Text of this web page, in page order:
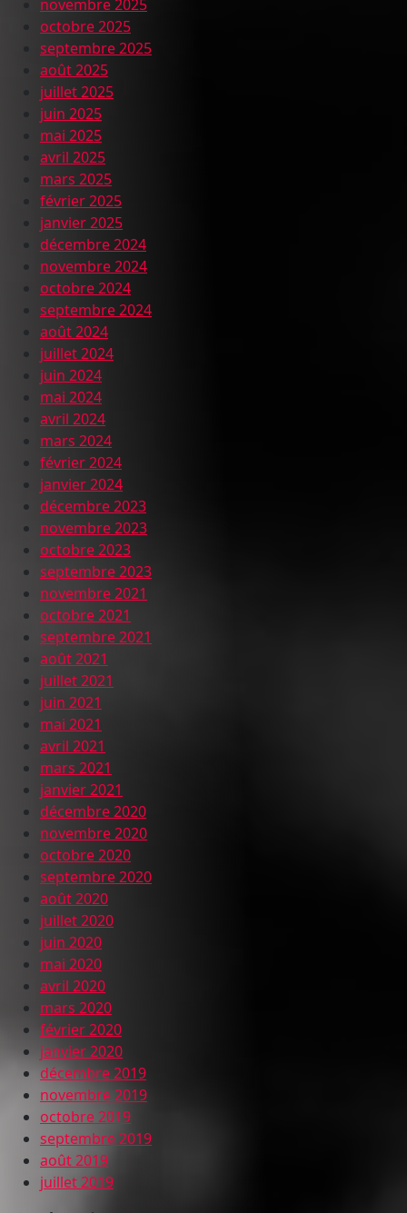
novembre 2025
octobre 2025
septembre 2025
août 2025
juillet 2025
juin 2025
mai 2025
avril 2025
mars 2025
février 2025
janvier 2025
décembre 2024
novembre 2024
octobre 2024
septembre 2024
août 2024
juillet 2024
juin 2024
mai 2024
avril 2024
mars 2024
février 2024
janvier 2024
décembre 2023
novembre 2023
octobre 2023
septembre 2023
novembre 2021
octobre 2021
septembre 2021
août 2021
juillet 2021
juin 2021
mai 2021
avril 2021
mars 2021
janvier 2021
décembre 2020
novembre 2020
octobre 2020
septembre 2020
août 2020
juillet 2020
juin 2020
mai 2020
avril 2020
mars 2020
février 2020
janvier 2020
décembre 2019
novembre 2019
octobre 2019
septembre 2019
août 2019
juillet 2019